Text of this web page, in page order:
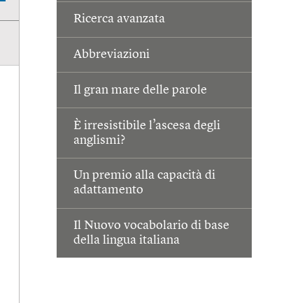
Ricerca avanzata
Abbreviazioni
Il gran mare delle parole
È irresistibile l’ascesa degli
anglismi?
Un premio alla capacità di
adattamento
Il Nuovo vocabolario di base
della lingua italiana